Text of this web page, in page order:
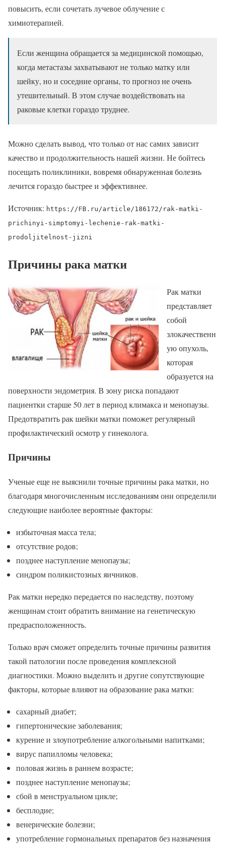
повысить, если сочетать лучевое облучение с
химиотерапией.
Если женщина обращается за медицинской помощью,
когда метастазы захватывают не только матку или
шейку, но и соседние органы, то прогноз не очень
утешительный. В этом случае воздействовать на
раковые клетки гораздо труднее.
Можно сделать вывод, что только от нас самих зависит
качество и продолжительность нашей жизни. Не бойтесь
посещать поликлиники, вовремя обнаруженная болезнь
лечится гораздо быстрее и эффективнее.
Источник: https://FB.ru/article/186172/rak-matki-
prichinyi-simptomyi-lechenie-rak-matki-
prodoljitelnost-jizni
Причины рака матки
Рак матки
представляет
собой
злокачественн
ую опухоль,
которая
образуется на
поверхности эндометрия. В зону риска попадают
пациентки старше 50 лет в период климакса и менопаузы.
Предотвратить рак шейки матки поможет регулярный
профилактический осмотр у гинеколога.
Причины
Ученые еще не выяснили точные причины рака матки, но
благодаря многочисленным исследованиям они определили
следующие наиболее вероятные факторы:
избыточная масса тела;
отсутствие родов;
позднее наступление менопаузы;
синдром поликистозных яичников.
Рак матки нередко передается по наследству, поэтому
женщинам стоит обратить внимание на генетическую
предрасположенность.
Только врач сможет определить точные причины развития
такой патологии после проведения комплексной
диагностики. Можно выделить и другие сопутствующие
факторы, которые влияют на образование рака матки:
сахарный диабет;
гипертонические заболевания;
курение и злоупотребление алкогольными напитками;
вирус папилломы человека;
половая жизнь в раннем возрасте;
позднее наступление менопаузы;
сбой в менструальном цикле;
бесплодие;
венерические болезни;
употребление гормональных препаратов без назначения